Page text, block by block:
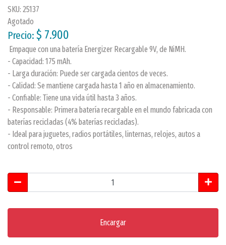
SKU: 25137
Agotado
Precio: $ 7.900
Empaque con una batería Energizer Recargable 9V, de NiMH.
- Capacidad: 175 mAh.
- Larga duración: Puede ser cargada cientos de veces.
- Calidad: Se mantiene cargada hasta 1 año en almacenamiento.
- Confiable: Tiene una vida útil hasta 3 años.
- Responsable: Primera batería recargable en el mundo fabricada con
baterías recicladas (4% baterías recicladas).
- Ideal para juguetes, radios portátiles, linternas, relojes, autos a
control remoto, otros
Encargar